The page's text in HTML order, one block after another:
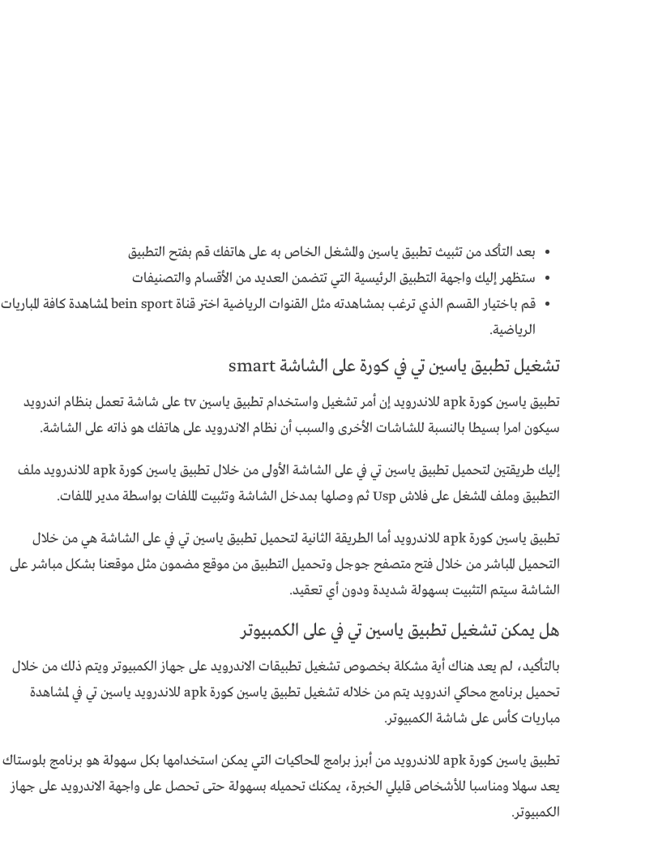
بعد التأكد من تثبيث تطبيق ياسين والمشغل الخاص به على هاتفك قم بفتح التطبيق
ستظهر إليك واجهة التطبيق الرئيسية التي تتضمن العديد من الأقسام والتصنيفات
قم باختيار القسم الذي ترغب بمشاهدته مثل القنوات الرياضية اختر قناة bein sport لمشاهدة كافة المباريات
الرياضية.
تشغيل تطبيق ياسين تي في كورة على الشاشة smart
تطبيق ياسين كورة apk للاندرويد إن أمر تشغيل واستخدام تطبيق ياسين tv على شاشة تعمل بنظام اندرويد
سيكون امرا بسيطا بالنسبة للشاشات الأخرى والسبب أن نظام الاندرويد على هاتفك هو ذاته على الشاشة.
إليك طريقتين لتحميل تطبيق ياسين تي في على الشاشة الأولى من خلال تطبيق ياسين كورة apk للاندرويد ملف
التطبيق وملف المشغل على فلاش Usp ثم وصلها بمدخل الشاشة وتثبيت الملفات بواسطة مدير الملفات.
تطبيق ياسين كورة apk للاندرويد أما الطريقة الثانية لتحميل تطبيق ياسين تي في على الشاشة هي من خلال
التحميل المباشر من خلال فتح متصفح جوجل وتحميل التطبيق من موقع مضمون مثل موقعنا بشكل مباشر على
الشاشة سيتم التثبيت بسهولة شديدة ودون أي تعقيد.
هل يمكن تشغيل تطبيق ياسين تي في على الكمبيوتر
بالتأكيد، لم يعد هناك أية مشكلة بخصوص تشغيل تطبيقات الاندرويد على جهاز الكمبيوتر ويتم ذلك من خلال
تحميل برنامج محاكي اندرويد يتم من خلاله تشغيل تطبيق ياسين كورة apk للاندرويد ياسين تي في لمشاهدة
مباريات كأس على شاشة الكمبيوتر.
تطبيق ياسين كورة apk للاندرويد من أبرز برامج المحاكيات التي يمكن استخدامها بكل سهولة هو برنامج بلوستاك
يعد سهلا ومناسبا للأشخاص قليلي الخبرة، يمكنك تحميله بسهولة حتى تحصل على واجهة الاندرويد على جهاز
الكمبيوتر.